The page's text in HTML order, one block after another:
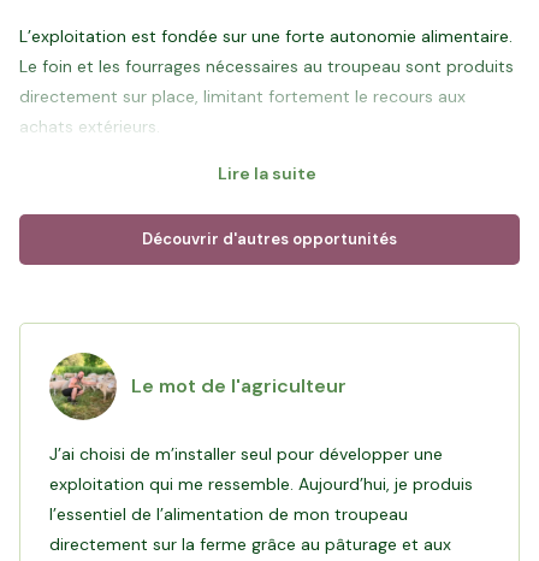
L’exploitation est fondée sur une forte autonomie alimentaire.
Le foin et les fourrages nécessaires au troupeau sont produits
directement sur place, limitant fortement le recours aux
achats extérieurs.
Les agneaux sont commercialisés via une coopérative sous
différents signes de qualité, dont les labels : Label Rouge et
Agneau de l’Adret. Ces cahiers des charges valorisent des
Objectif du financement
Ludovic de sécuriser des surfaces de pâturage autour de son
corps de ferme, garantir l'autonomie fourragère pour ses
animaux et préparer sereinement la transmission de la ferme à
son fils.
Lire la suite
Découvrir d'autres opportunités
Le mot de l'agriculteur
J’ai choisi de m’installer seul pour développer une
exploitation qui me ressemble. Aujourd’hui, je produis
l’essentiel de l’alimentation de mon troupeau
directement sur la ferme grâce au pâturage et aux